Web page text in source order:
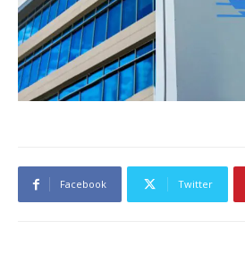
Facebook Twitter